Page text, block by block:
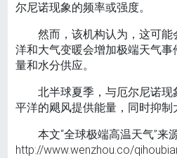
尔尼诺现象的频率或强度。
然而，该机构认为，这可
洋和大气变暖会增加极端天气
量和水分供应。
北半球夏季，与厄尔尼诺
平洋的飓风提供能量，同时抑制
本文“全球极端高温天气”来源
http://www.wenzhou.co/